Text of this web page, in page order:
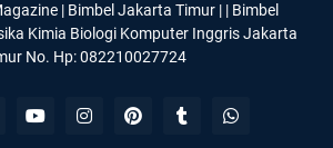
| Bimbel Jakarta Timur | | Bimbel
Kimia Biologi Komputer Inggris Jakarta
No. Hp: 082210027724